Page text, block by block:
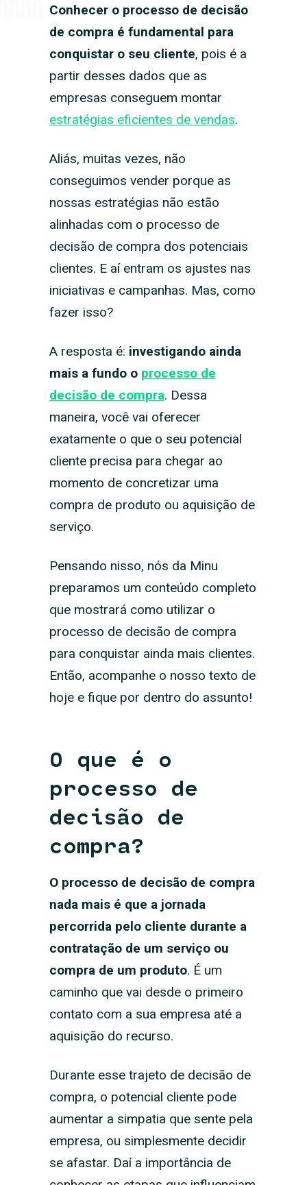
Conhecer o processo de decisão
de compra é fundamental para
conquistar o seu cliente, pois é a
partir desses dados que as
empresas conseguem montar
estratégias eficientes de vendas.
Aliás, muitas vezes, não
conseguimos vender porque as
nossas estratégias não estão
alinhadas com o processo de
decisão de compra dos potenciais
clientes. E aí entram os ajustes nas
iniciativas e campanhas. Mas, como
fazer isso?
A resposta é: investigando ainda
mais a fundo o processo de
decisão de compra. Dessa
maneira, você vai oferecer
exatamente o que o seu potencial
cliente precisa para chegar ao
momento de concretizar uma
compra de produto ou aquisição de
serviço.
Pensando nisso, nós da Minu
preparamos um conteúdo completo
que mostrará como utilizar o
processo de decisão de compra
para conquistar ainda mais clientes.
Então, acompanhe o nosso texto de
hoje e fique por dentro do assunto!
O que é o
processo de
decisão de
compra?
O processo de decisão de compra
nada mais é que a jornada
percorrida pelo cliente durante a
contratação de um serviço ou
compra de um produto. É um
caminho que vai desde o primeiro
contato com a sua empresa até a
aquisição do recurso.
Durante esse trajeto de decisão de
compra, o potencial cliente pode
aumentar a simpatia que sente pela
empresa, ou simplesmente decidir
se afastar. Daí a importância de